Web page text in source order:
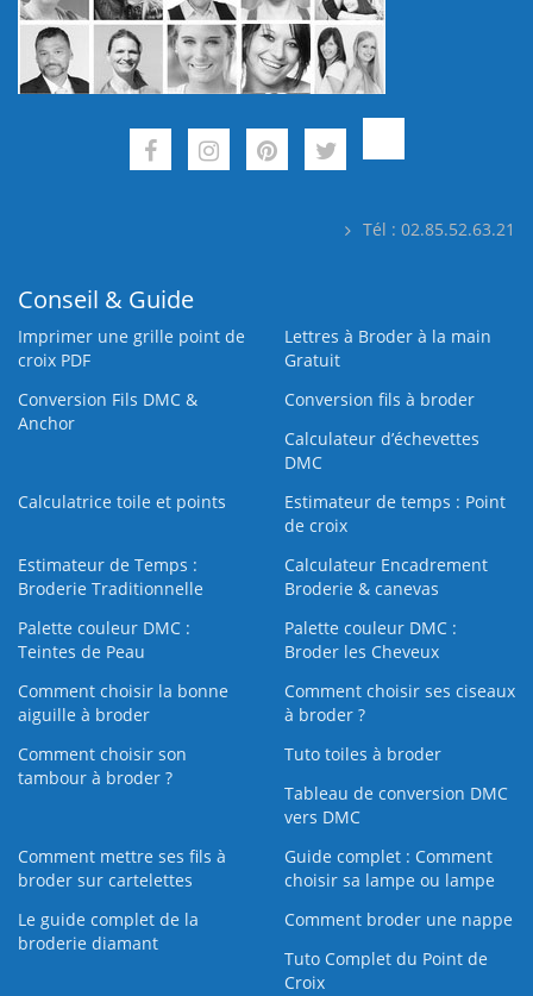
Tél : 02.85.52.63.21
Conseil & Guide
Imprimer une grille point de
croix PDF
Lettres à Broder à la main
Gratuit
Conversion Fils DMC &
Anchor
Conversion fils à broder
Calculateur d’échevettes
DMC
Calculatrice toile et points
Estimateur de temps : Point
de croix
Estimateur de Temps :
Broderie Traditionnelle
Calculateur Encadrement
Broderie & canevas
Palette couleur DMC :
Teintes de Peau
Palette couleur DMC :
Broder les Cheveux
Comment choisir la bonne
aiguille à broder
Comment choisir ses ciseaux
à broder ?
Comment choisir son
tambour à broder ?
Tuto toiles à broder
Tableau de conversion DMC
vers DMC
Comment mettre ses fils à
broder sur cartelettes
Guide complet : Comment
choisir sa lampe ou lampe
Le guide complet de la
broderie diamant
Comment broder une nappe
Tuto Complet du Point de
Croix